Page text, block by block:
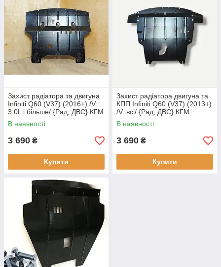
Захист радіатора та двигуна
Infiniti Q60 (V37) (2016+) /V:
3.0L і більше/ {Рад, ДВС} КГМ
В наявності
3 690 ₴
Купити
Захист радіатора двигуна та
КПП Infiniti Q60 (V37) (2013+)
/V: всі/ {Рад, ДВС} КГМ
В наявності
3 690 ₴
Купити